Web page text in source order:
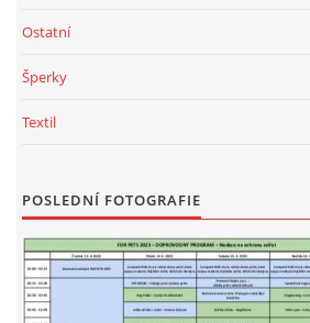
© 2026 eStránky.cz |RSS|WebSlice |Tisk
Nahoru ↑
Ostatní
Šperky
Textil
POSLEDNÍ FOTOGRAFIE